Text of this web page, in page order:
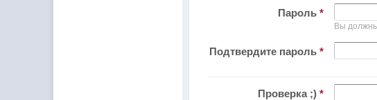
Пароль *
Вы
Подтвердите пароль *
Проверка ;) *